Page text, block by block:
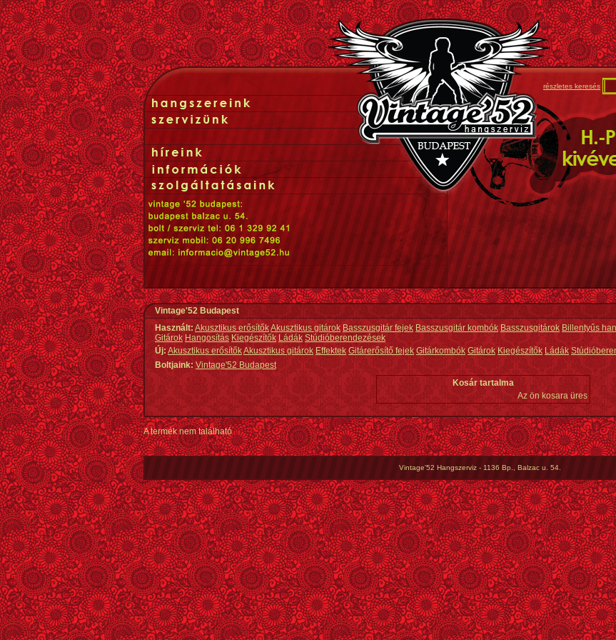
részletes keresés
Vintage'52 Budapest
Használt: Akusztikus erősítőkAkusztikus gitárok Basszusgitár fejek Basszusgitár kombók Basszusgitárok Billentyűs
Gitárok Hangosítás Kiegészítők Ládák Stúdióberendezések
Új:Akusztikus erősítőkAkusztikus gitárok Effektek Gitárerősítő fejek Gitárkombók Gitárok Kiegészítők Ládák
Boltjaink: Vintage'52 Budapest
Kosár tartalma
Az ön kosara üres
A termék nem található
Vintage'52 Hangszerviz - 1136 Bp., Balzac u. 54.